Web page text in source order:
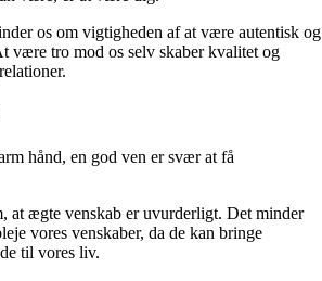
os om vigtigheden af ​​at være autentisk og
være tro mod os selv skaber kvalitet og
hånd, en god ven er svær at få
at ægte venskab er uvurderligt. Det minder
vores venskaber, da de kan bringe
til vores liv.